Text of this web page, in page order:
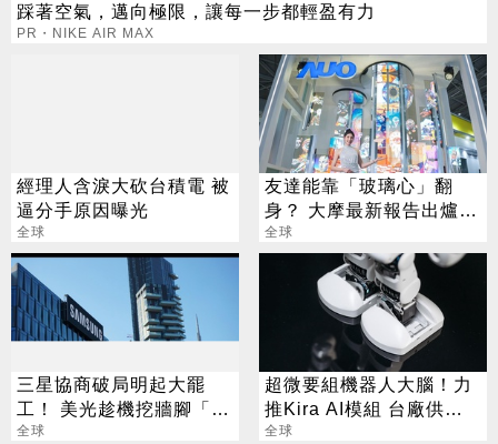
踩著空氣，邁向極限，讓每一步都輕盈有力
PR・NIKE AIR MAX
經理人含淚大砍台積電 被
逼分手原因曝光
全球
友達能靠「玻璃心」翻
身？ 大摩最新報告出爐
目標價也曝光
全球
三星協商破局明起大罷
工！ 美光趁機挖牆腳「帶
3億年薪來敲門」
全球
超微要組機器人大腦！力
推Kira AI模組 台廠供應
鏈曝光
全球